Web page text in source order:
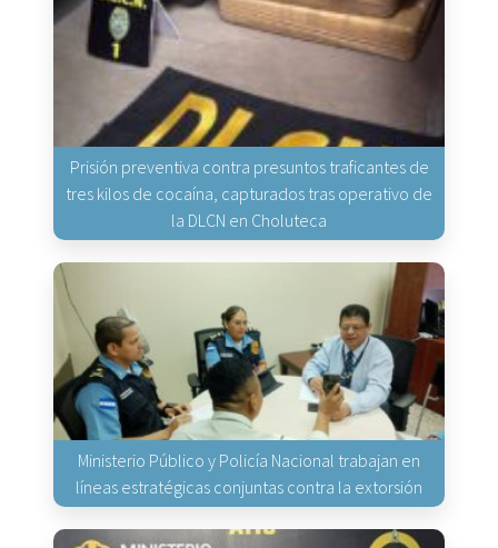
Prisión preventiva contra presuntos traficantes de
tres kilos de cocaína, capturados tras operativo de
la DLCN en Choluteca
Ministerio Público y Policía Nacional trabajan en
líneas estratégicas conjuntas contra la extorsión